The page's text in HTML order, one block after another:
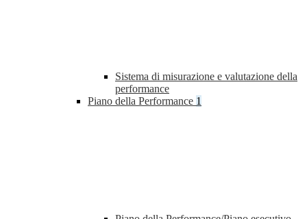
Sistema di misurazione e valutazione della
performance
Piano della Performance 1